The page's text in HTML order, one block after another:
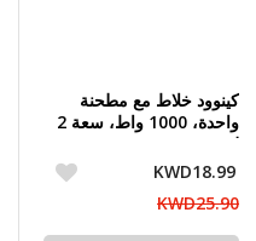
كينوود خلاط مع مطحنة
واحدة، 1000 واط، سعة 2
لتر
KWD18.99
KWD25.90